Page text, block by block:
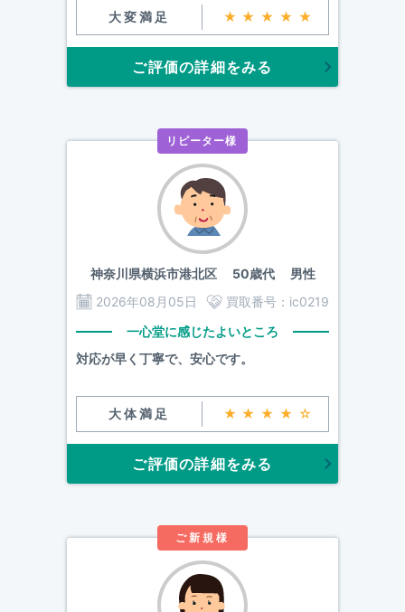
大変満足 ★★★★★
ご評価の詳細をみる
リピーター様
神奈川県横浜市港北区50歳代 男性
2026年08月05日
買取番号： ic0219
一心堂に感じたよいところ
対応が早く丁寧で、安心です。
大体満足 ★★★★☆
ご評価の詳細をみる
ご新規様